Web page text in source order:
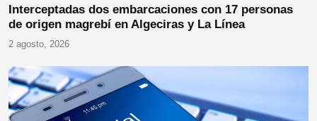
Interceptadas dos embarcaciones con 17 personas
de origen magrebí en Algeciras y La Línea
2 agosto, 2026